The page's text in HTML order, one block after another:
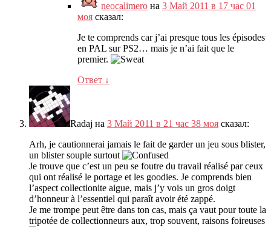
neocalimero на 3 Май 2011 в 17 час 01
моя сказал:
Je te comprends car j’ai presque tous les épisodes
en PAL sur PS2… mais je n’ai fait que le
premier.
Ответ ↓
Radaj на 3 Май 2011 в 21 час 38 моя сказал:
Arh, je cautionnerai jamais le fait de garder un jeu sous blister,
un blister souple surtout
Je trouve que c’est un peu se foutre du travail réalisé par ceux
qui ont réalisé le portage et les goodies. Je comprends bien
l’aspect collectionite aigue, mais j’y vois un gros doigt
d’honneur à l’essentiel qui paraît avoir été zappé.
Je me trompe peut être dans ton cas, mais ça vaut pour toute la
tripotée de collectionneurs aux, trop souvent, raisons foireuses